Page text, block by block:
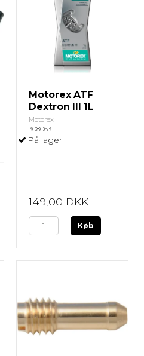
Motorex ATF
Dextron III 1L
Motorex
308063
På lager
149,00 DKK
Køb